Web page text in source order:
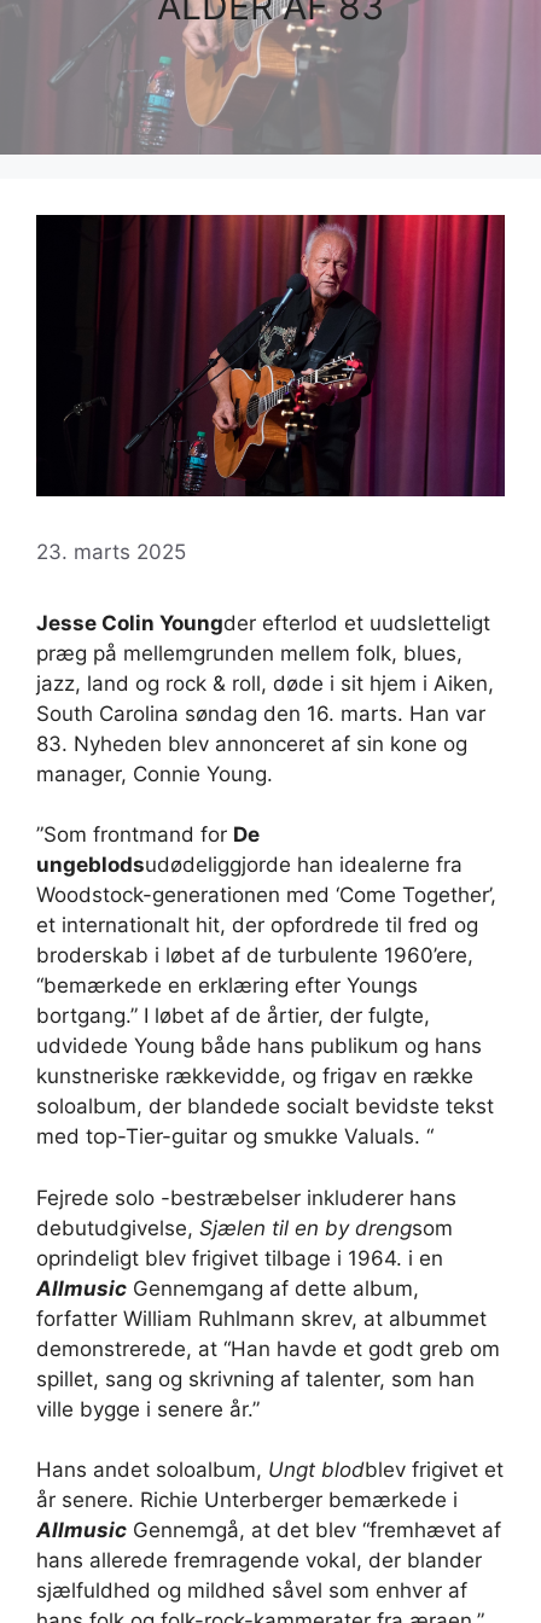
23. marts 2025
Jesse Colin Youngder efterlod et uudsletteligt
præg på mellemgrunden mellem folk, blues,
jazz, land og rock & roll, døde i sit hjem i Aiken,
South Carolina søndag den 16. marts. Han var
83. Nyheden blev annonceret af sin kone og
manager, Connie Young.
”Som frontmand for De
ungeblodsudødeliggjorde han idealerne fra
Woodstock-generationen med ‘Come Together’,
et internationalt hit, der opfordrede til fred og
broderskab i løbet af de turbulente 1960’ere,
“bemærkede en erklæring efter Youngs
bortgang.” I løbet af de årtier, der fulgte,
udvidede Young både hans publikum og hans
kunstneriske rækkevidde, og frigav en række
soloalbum, der blandede socialt bevidste tekst
med top-Tier-guitar og smukke Valuals. “
Fejrede solo -bestræbelser inkluderer hans
debutudgivelse, Sjælen til en by drengsom
oprindeligt blev frigivet tilbage i 1964. i en
Allmusic Gennemgang af dette album,
forfatter William Ruhlmann skrev, at albummet
demonstrerede, at “Han havde et godt greb om
spillet, sang og skrivning af talenter, som han
ville bygge i senere år.”
Hans andet soloalbum, Ungt blodblev frigivet et
år senere. Richie Unterberger bemærkede i
Allmusic Gennemgå, at det blev “fremhævet af
hans allerede fremragende vokal, der blander
sjælfuldhed og mildhed såvel som enhver af